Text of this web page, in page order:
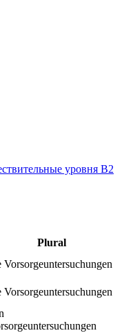
уровня B2
Plural
Vorsorgeuntersuchungen
Vorsorgeuntersuchungen